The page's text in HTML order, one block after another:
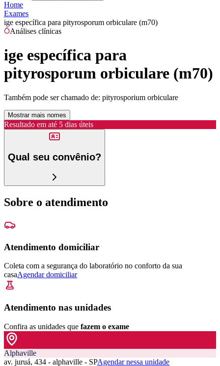
Home
Exames
ige específica para pityrosporum orbiculare (m70)
Análises clínicas
ige específica para
pityrosporum orbiculare (m70)
Também pode ser chamado de: pityrosporium orbiculare
Mostrar mais nomes
Resultado em até 5 dias úteis
Qual seu convênio?
Sobre o atendimento
Atendimento domiciliar
Coleta com a segurança do laboratório no conforto da sua
casaAgendar domiciliar
Atendimento nas unidades
Confira as unidades que fazem o exame
Alphaville
av. juruá, 434 - alphaville - SPAgendar nessa unidade